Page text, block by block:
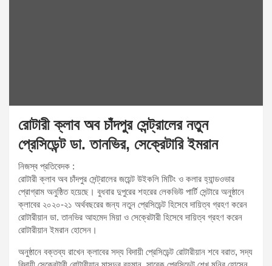
রোটারী ক্লাব অব চাঁদপুর সেন্ট্রালের নতুন
প্রেসিডেন্ট ডা. তানভির, সেক্রেটারি ইমরান
নিজস্ব প্রতিবেদক :
রোটারী ক্লাব অব চাঁদপুর সেন্ট্রালের জয়েন্ট উইকলি মিটিং ও কলার হ্যান্ডওভার
প্রোগ্রাম অনুষ্ঠিত হয়েছে। বুধবার দুপুরের শহরের লেকভিউ পার্টি সেন্টারে অনুষ্ঠানে
ক্লাবের ২০২০-২১ অর্থবছরের জন্য নতুন প্রেসিডেন্ট হিসেবে দায়িত্ব গ্রহণ করেন
রোটারীয়ান ডা. তানভির আহমেদ মিয়া ও সেক্রেটারী হিসেবে দায়িত্ব গ্রহণ করেন
রোটারীয়ান ইমরান হোসেন।
অনুষ্ঠানে বক্তব্য রাখেন ক্লাবের সদ্য বিদায়ী প্রেসিডেন্ট রোটারীয়ান শবে বরাত, সদ্য